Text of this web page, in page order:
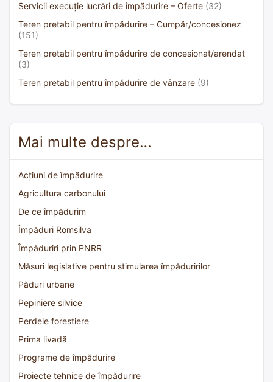
Servicii execuție lucrări de împădurire – Oferte (32)
Teren pretabil pentru împădurire – Cumpăr/concesionez
(151)
Teren pretabil pentru împădurire de concesionat/arendat
(3)
Teren pretabil pentru împădurire de vânzare (9)
Mai multe despre…
Acțiuni de împădurire
Agricultura carbonului
De ce împădurim
Împăduri Romsilva
Împăduriri prin PNRR
Măsuri legislative pentru stimularea împăduririlor
Păduri urbane
Pepiniere silvice
Perdele forestiere
Prima livadă
Programe de împădurire
Proiecte tehnice de împădurire